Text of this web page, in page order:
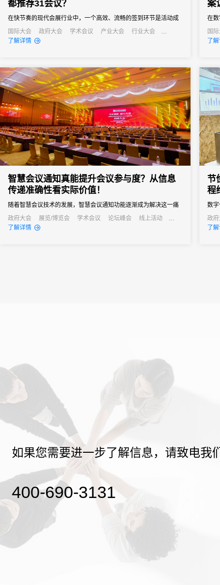
都推荐31会议？
在快节奏的现代会展行业中，一个高效、流畅的签到环节是活动成
功的第一步。它不仅关系到参会者的第一印象，更直接影响着活动
的组织效率和数据准确性。告别传统纸质签到的繁琐与混乱，电子
者和行业...
国际大会 政府大会 学术会议 产业大会
行业大会
经销商大会
了解详情
案
在
是
梁
优
国
行
了
智慧会议通知真能提升会议参与度？从信息
传递准确性看实际价值！
随着智慧会议技术的发展，智慧会议通知功能逐渐成为解决这一痛
点的关键，其通过自动化、多渠道的信息传递方式，从根源上提升
信息传递准确性，进而为会议参与度注入新活力。
政府大会 展览/博览会 学术会议 论坛峰会
线上活动
公关活动
发布会
了解详情
节
程
数
过
数
政
公
了
如果您需要进一步了解信息，请致电我
400-690-3131